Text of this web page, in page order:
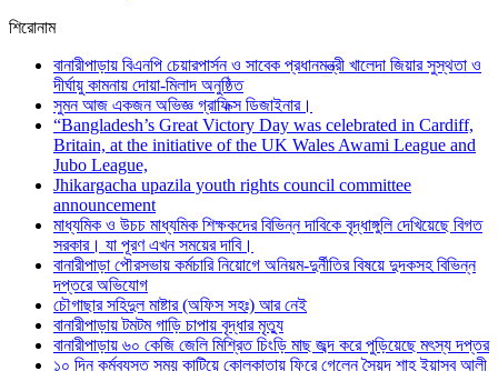
শিরোনাম
বানারীপাড়ায় বিএনপি চেয়ারপার্সন ও সাবেক প্রধানমন্ত্রী খালেদা জিয়ার সুস্থতা ও
দীর্ঘায়ু কামনায় দোয়া-মিলাদ অনুষ্ঠিত
সুমন আজ একজন অভিজ্ঞ গ্রাফিক্স ডিজাইনার।
“Bangladesh’s Great Victory Day was celebrated in Cardiff,
Britain, at the initiative of the UK Wales Awami League and
Jubo League,
Jhikargacha upazila youth rights council committee
announcement
মাধ্যমিক ও উচচ মাধ্যমিক শিক্ষকদের বিভিন্ন দাবিকে বৃদ্ধাঙ্গুলি দেখিয়েছে বিগত
সরকার। যা পূরণ এখন সময়ের দাবি।
বানারীপাড়া পৌরসভায় কর্মচারি নিয়োগে অনিয়ম-দুর্নীতির বিষয়ে দুদকসহ বিভিন্ন
দপ্তরে অভিযোগ
চৌগাছার সহিদুল মাষ্টার (অফিস সহঃ) আর নেই
বানারীপাড়ায় টমটম গাড়ি চাপায় বৃদ্ধার মৃত্যু
বানারীপাড়ায় ৬০ কেজি জেলি মিশ্রিত চিংড়ি মাছ জব্দ করে পুড়িয়েছে মৎস্য দপ্তর
১০ দিন কর্মব্যস্ত সময় কাটিয়ে কোলকাতায় ফিরে গেলেন সৈয়দ শাহ ইয়াসুব আলী